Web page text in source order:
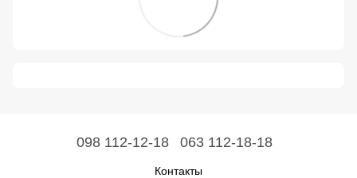
098 112-12-18 063 112-18-18
Контакты